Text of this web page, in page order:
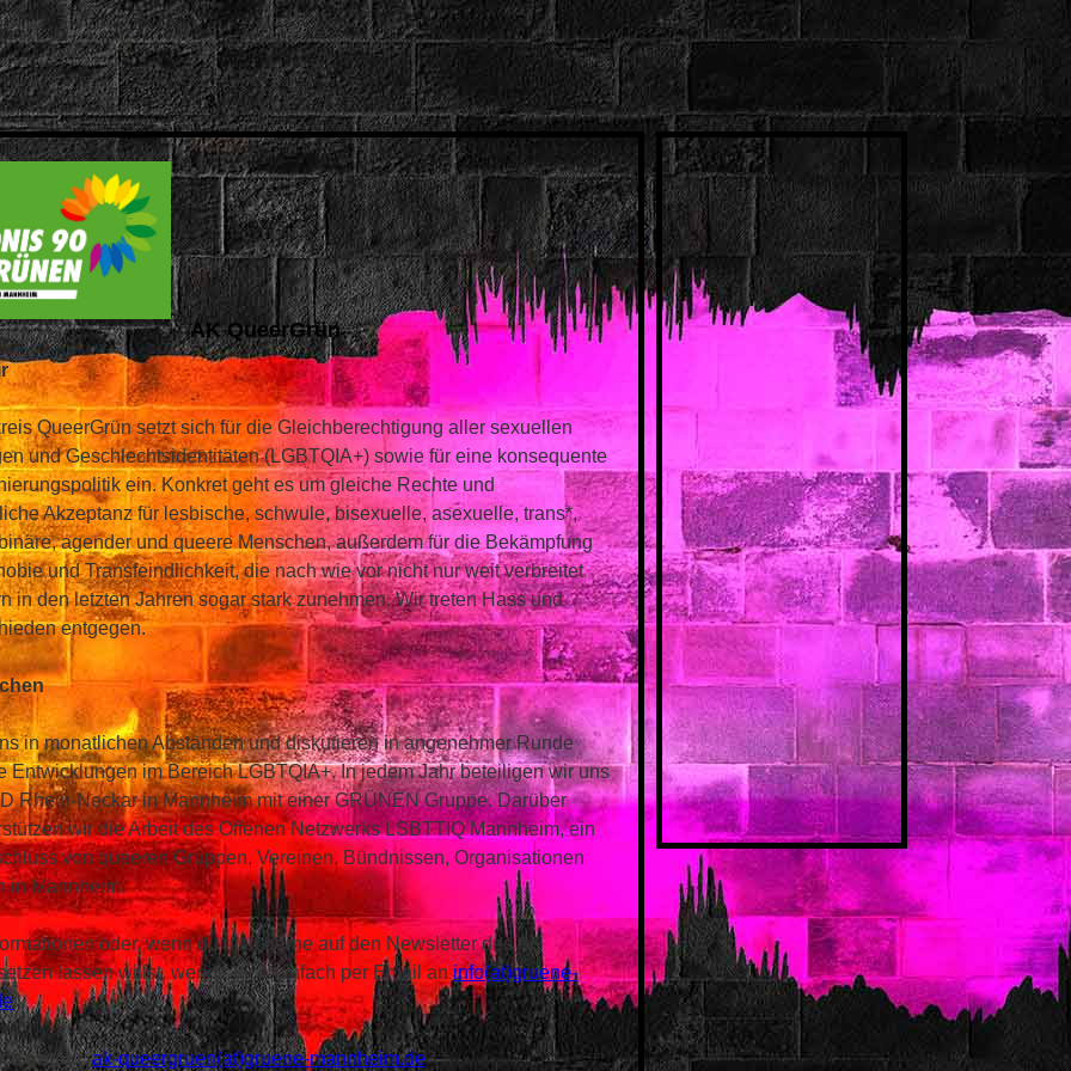
AK QueerGrün
QueerGrün setzt sich für die Gleichberechtigung aller sexuellen
und Geschlechtsidentitäten (LGBTQIA+) sowie für eine konsequente
ein. Konkret geht es um gleiche Rechte und
Akzeptanz für lesbische, schwule, bisexuelle, asexuelle, trans*,
agender und queere Menschen, außerdem für die Bekämpfung
und Transfeindlichkeit, die nach wie vor nicht nur weit verbreitet
in den letzten Jahren sogar stark zunehmen. Wir treten Hass und
entgegen.
in monatlichen Abständen und diskutieren in angenehmer Runde
Entwicklungen im Bereich LGBTQIA+. In jedem Jahr beteiligen wir uns
Rhein-Neckar in Mannheim mit einer GRÜNEN Gruppe. Darüber
wir die Arbeit des Offenen Netzwerks LSBTTIQ Mannheim, ein
von queeren Gruppen, Vereinen, Bündnissen, Organisationen
in Mannheim.
oder, wenn du dich gerne auf den Newsletter des AK
lassen willst, wende dich einfach per Email aninfo(at)gruene-
.
Kontakt:ak-queergruen(at)gruene-mannheim.de